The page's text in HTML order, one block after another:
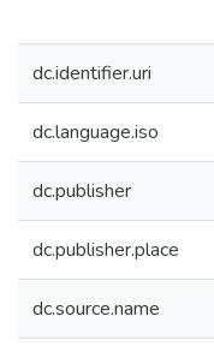
dc.identifier.uri
dc.language.iso
dc.publisher
dc.publisher.place
dc.source.name